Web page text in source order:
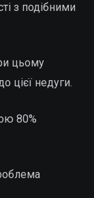
з подібними
цьому
цієї недуги.
80%